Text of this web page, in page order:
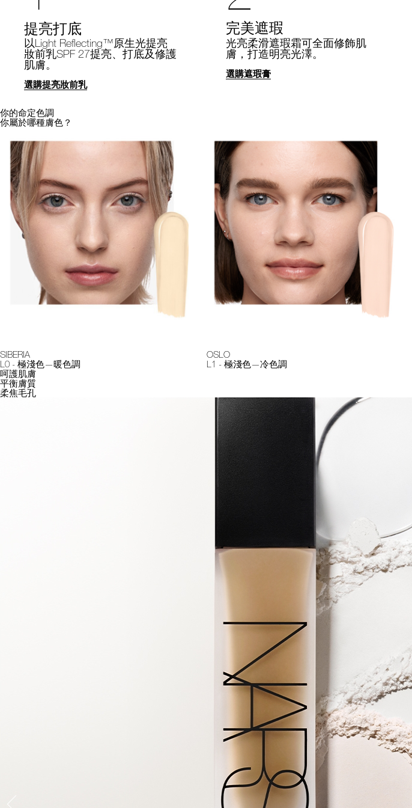
提亮打底
以Light Reflecting™原生光提亮
妝前乳SPF 27提亮、打底及修護
肌膚。
選購提亮妝前乳
完美遮瑕
光亮柔滑遮瑕霜可全面修飾肌
膚，打造明亮光澤。
選購遮瑕膏
你的命定色調
你屬於哪種膚色？
SIBERIA
L0 - 極淺色—暖色調
OSLO
L1 - 極淺色—冷色調
呵護肌膚
平衡膚質
柔焦毛孔